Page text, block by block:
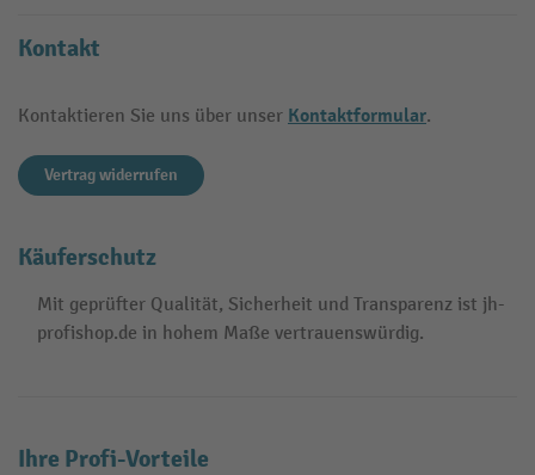
Kontakt
Kontaktieren Sie uns über unser Kontaktformular.
Vertrag widerrufen
Käuferschutz
Mit geprüfter Qualität, Sicherheit und Transparenz ist jh-
profishop.de in hohem Maße vertrauenswürdig.
Ihre Profi-Vorteile